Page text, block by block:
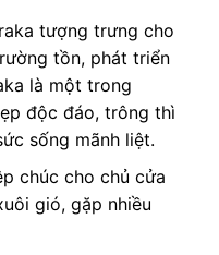
tượng trưng cho
tồn, phát triển
là một trong
độc đáo, trông thì
sống mãnh liệt.
chúc cho chủ cửa
gió, gặp nhiều